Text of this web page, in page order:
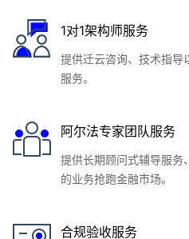
1对1架构师服务
提供迁云咨询、技术指导
服务。
阿尔法专家团队服务
提供长期顾问式辅导服务
的业务抢跑金融市场。
合规验收服务